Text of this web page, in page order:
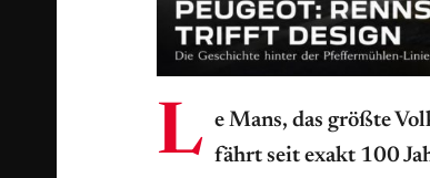
L e Mans, das größte
fährt seit exakt 100